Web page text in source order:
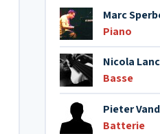
Marc
Piano
Nicola
Basse
Pieter
Batterie